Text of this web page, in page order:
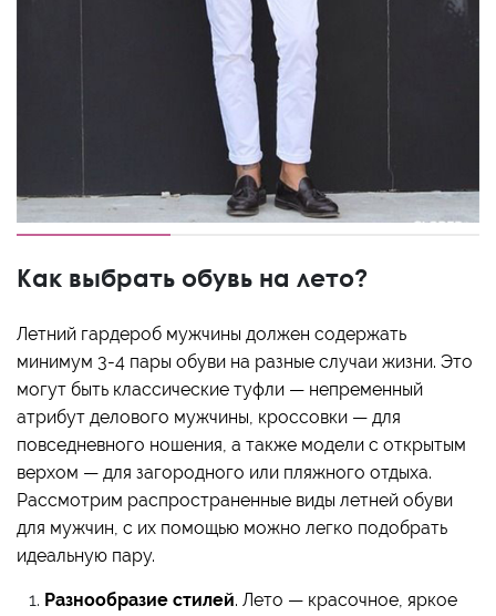
Как выбрать обувь на лето?
Летний гардероб мужчины должен содержать
минимум 3-4 пары обуви на разные случаи жизни. Это
могут быть классические туфли — непременный
атрибут делового мужчины, кроссовки — для
повседневного ношения, а также модели с открытым
верхом — для загородного или пляжного отдыха.
Рассмотрим распространенные виды летней обуви
для мужчин, с их помощью можно легко подобрать
идеальную пару.
Разнообразие стилей. Лето — красочное, яркое